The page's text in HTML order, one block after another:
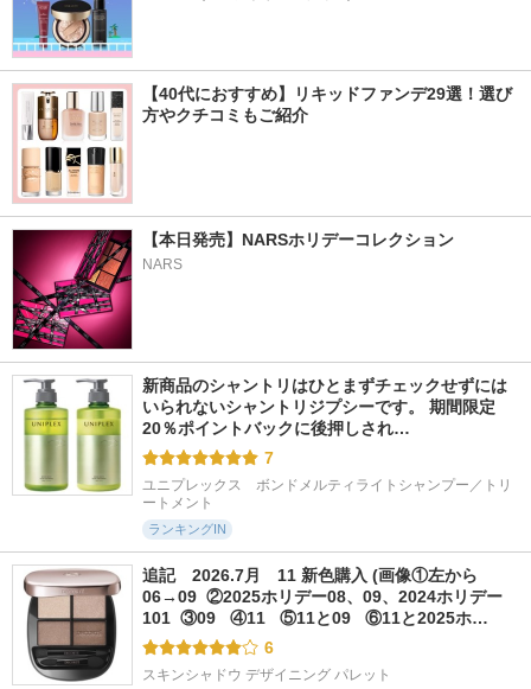
【40代におすすめ】リキッドファンデ29選！選び
方やクチコミもご紹介
【本日発売】NARSホリデーコレクション
NARS
新商品のシャントリはひとまずチェックせずには
いられないシャントリジプシーです。 期間限定
20％ポイントバックに後押しされ…
7
ユニプレックス　ボンドメルティライトシャンプー／トリ
ートメント
ランキングIN
追記　2026.7月　11 新色購入 (画像①左から
06→09  ②2025ホリデー08、09、2024ホリデー
101  ③09   ④11   ⑤11と09   ⑥11と2025ホ…
6
スキンシャドウ デザイニング パレット